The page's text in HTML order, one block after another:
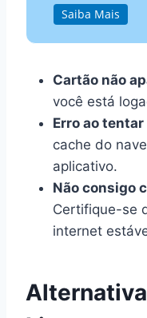
Saiba Mais
Cartão não
você está
Erro ao
cache do
aplicativo.
Não consigo
Certifique-se
internet